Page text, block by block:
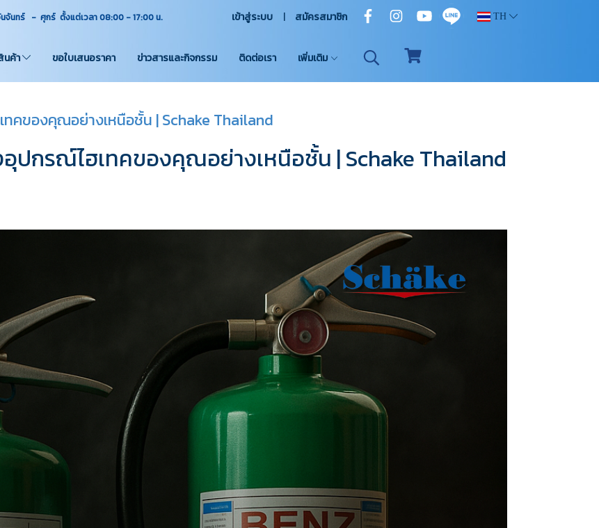
จันทร์ - ศุกร์ ตั้งแต่เวลา 08:00 - 17:00น. เข้าสู่ระบบ สมัครสมาชิก TH
นค้า ขอใบเสนอราคา ข่าวสารและกิจกรรม ติดต่อเรา เพิ่มเติม
คของคุณอย่างเหนือชั้น | Schake Thailand
ปกรณ์ไฮเทคของคุณอย่างเหนือชั้น | Schake Thailand